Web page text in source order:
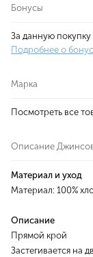
Бонусы
За данную
Подробнее о
Марка
Посмотреть все
Описание
Материал и уход
Материал: 100%
Описание
Прямой крой
Застегивается на